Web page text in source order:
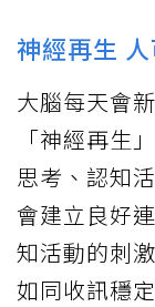
神經再生
大腦每天會
「神經再生
思考、認知
會建立良好
知活動的刺
如同收訊穩